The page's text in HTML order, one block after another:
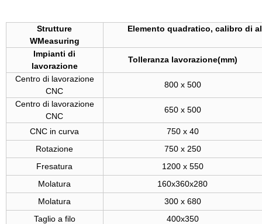
Strutture
WMeasuring
Elemento quadratico, calibro di
Impianti di
lavorazione
Tolleranza lavorazione(mm)
Centro di lavorazione
CNC
800 x 500
Centro di lavorazione
CNC
650 x 500
CNC in curva
750 x 40
Rotazione
750 x 250
Fresatura
1200 x 550
Molatura
160x360x280
Molatura
300 x 680
Taglio a filo
400x350